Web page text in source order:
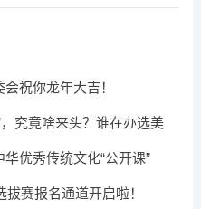
祝你龙年大吉​！
究竟啥来头？谁在办选美
优秀传统文化“公开课”
赛报名通道开启啦！